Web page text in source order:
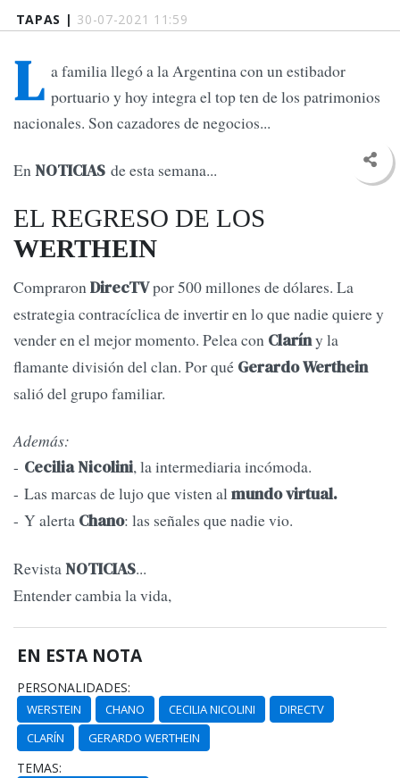
TAPAS | 30-07-2021 11:59
L a familia llegó a la Argentina con un estibador
portuario y hoy integra el top ten de los patrimonios
nacionales. Son cazadores de negocios...
EnNOTICIAS de esta semana...
EL REGRESO DE LOS
WERTHEIN
Compraron DirecTVpor 500 millones de dólares. La
estrategia contracíclica de invertir en lo que nadie quiere y
vender en el mejor momento. Pelea con Claríny la
flamante división del clan. Por qué Gerardo Werthein
salió del grupo familiar.
Además:
- Cecilia Nicolini, la intermediaria incómoda.
- Las marcas de lujo que visten almundo virtual.
- Y alerta Chano: las señales que nadie vio.
RevistaNOTICIAS...
Entender cambia la vida,
EN ESTA NOTA
PERSONALIDADES:
WERSTEIN CHANO CECILIA NICOLINI
DIRECTV
CLARÍN
GERARDO WERTHEIN
TEMAS: